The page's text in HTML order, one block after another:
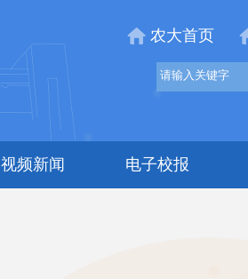
农大首页
视频新闻 电子校报